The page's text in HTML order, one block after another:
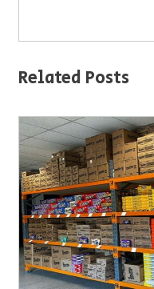
Related Posts